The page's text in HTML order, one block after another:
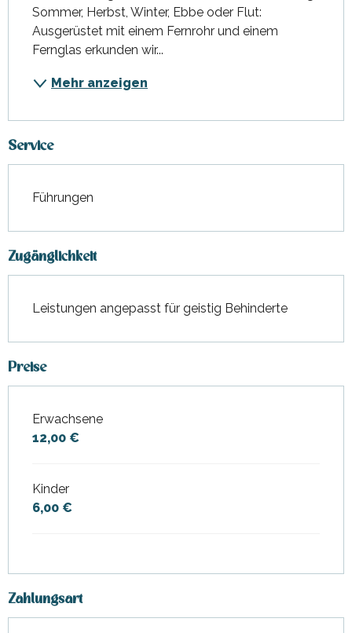
Sommer, Herbst, Winter, Ebbe oder Flut:
Ausgerüstet mit einem Fernrohr und einem
Fernglas erkunden wir...
Mehr anzeigen
Service
Führungen
Zugänglichkeit
Leistungen angepasst für geistig Behinderte
Preise
Preise 2026
Erwachsene
12,00 €
Kinder
6,00 €
Zahlungsart